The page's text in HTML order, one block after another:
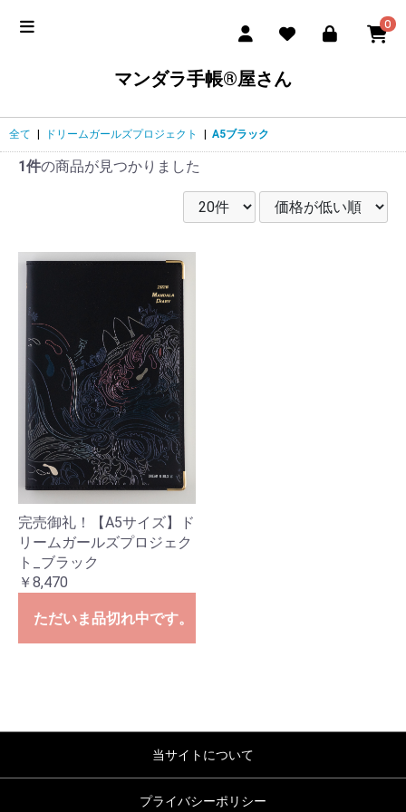
0
マンダラ手帳®屋さん
全て ドリームガールズプロジェクト A5ブラック
1件の商品が見つかりました
完売御礼！【A5サイズ】ド
リームガールズプロジェク
ト_ブラック
￥8,470
ただいま品切れ中です。
当サイトについて
プライバシーポリシー